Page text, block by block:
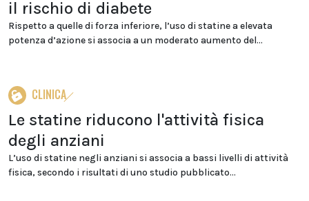
il rischio di diabete
Rispetto a quelle di forza inferiore, l’uso di statine a elevata
potenza d’azione si associa a un moderato aumento del...
CLINICA
Le statine riducono l'attività fisica
degli anziani
L’uso di statine negli anziani si associa a bassi livelli di attività
fisica, secondo i risultati di uno studio pubblicato...